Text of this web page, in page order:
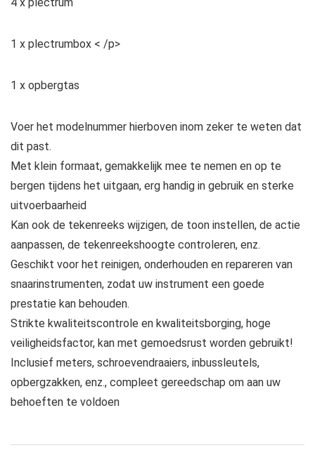
1 x plectrumbox < /p>
1 x opbergtas
Voer het modelnummer hierboven inom zeker te weten dat
dit past.
Met klein formaat, gemakkelijk mee te nemen en op te
bergen tijdens het uitgaan, erg handig in gebruik en sterke
uitvoerbaarheid
Kan ook de tekenreeks wijzigen, de toon instellen, de actie
aanpassen, de tekenreekshoogte controleren, enz.
Geschikt voor het reinigen, onderhouden en repareren van
snaarinstrumenten, zodat uw instrument een goede
prestatie kan behouden.
Strikte kwaliteitscontrole en kwaliteitsborging, hoge
veiligheidsfactor, kan met gemoedsrust worden gebruikt!
Inclusief meters, schroevendraaiers, inbussleutels,
opbergzakken, enz., compleet gereedschap om aan uw
behoeften te voldoen